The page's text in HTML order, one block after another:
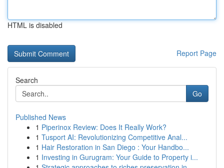
HTML is disabled
Report Page
Search
Go
Published News
1 Piperinox Review: Does It Really Work?
1 Tusport AI: Revolutionizing Competitive Anal...
1 Hair Restoration in San Diego : Your Handbo...
1 Investing in Gurugram: Your Guide to Property i...